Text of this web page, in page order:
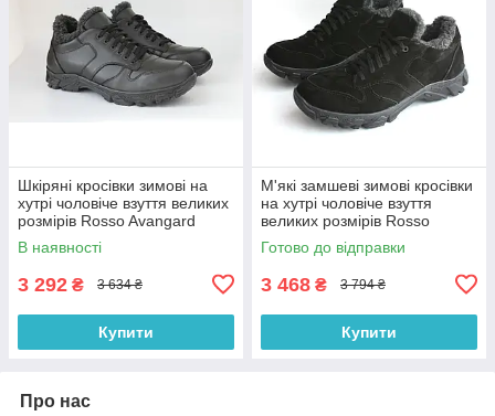
Шкіряні кросівки зимові на
хутрі чоловіче взуття великих
розмірів Rosso Avangard
Winter ReBaKa Leather BS
В наявності
3 292 ₴ 3 634 ₴
Купити
М'які замшеві зимові кросівки
на хутрі чоловіче взуття
великих розмірів Rosso
Avangard Winter ReBaKa Vel
BS
Готово до відправки
3 468 ₴ 3 794 ₴
Купити
Про нас